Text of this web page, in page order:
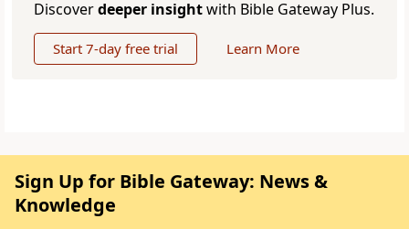
Discoverdeeper insightwith Bible Gateway Plus.
Start 7-day free trial Learn More
Sign Up for Bible Gateway: News &
Knowledge